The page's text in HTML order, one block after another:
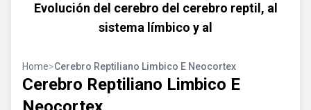
Evolución del cerebro del cerebro reptil, al
sistema límbico y al
Home>Cerebro Reptiliano Limbico E Neocortex
Cerebro Reptiliano Limbico E